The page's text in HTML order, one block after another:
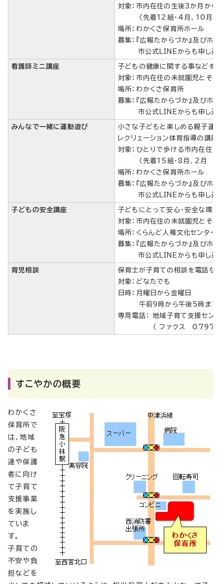
対象：市内在住の生後3か月か
〈先着12組・4月、10月年
場所：わかくさ保育所ホール
募集：『広報たからづか』及びホ
市公式LINEからも申し込み
看護師ミニ講座
子どもの健康に関する事などを
対象：市内在住の未就園児と
場所：わかくさ保育所
募集：『広報たからづか』及びホ
市公式LINEからも申し込み
みんなで一緒に運動遊び
小さな子どもと楽しめる親子運
レクリェーション体育指導の講
対象：ひとりで歩ける市内在住
〈先着15組・8月、2月 年2
場所：わかくさ保育所ホール
募集：『広報たからづか』及びホ
市公式LINEからも申し込み
子どもの安全講座
子どもにとって安心・安全な環
対象：市内在住の未就園児とそ
場所：くらんど人権文化センター
募集：『広報たからづか』及びホ
市公式LINEからも申し込み
育児相談
保育士が子育ての相談を電話な
対象：どなたでも
日時：月曜日から金曜日
午前9時から午後5時まで
専用電話： 地域子育て支援セ
（ ファクス 0797-
すこやかの概要
わかくさ
保育所で
は、地域
の子ども
達や保護
者に向け
て子育て
支援事業
を実施し
ていま
す。
子育ての
不安や負
担などを